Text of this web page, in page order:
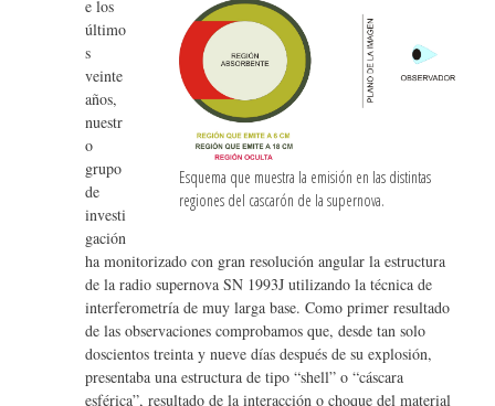
Esquema que muestra la emisión en las distintas
regiones del cascarón de la supernova.
e los
último
s
veinte
años,
nuestr
o
grupo
de
investi
gación
ha monitorizado con gran resolución angular la estructura
de la radio supernova SN 1993J utilizando la técnica de
interferometría de muy larga base. Como primer resultado
de las observaciones comprobamos que, desde tan solo
doscientos treinta y nueve días después de su explosión,
presentaba una estructura de tipo “shell” o “cáscara
esférica”, resultado de la interacción o choque del material